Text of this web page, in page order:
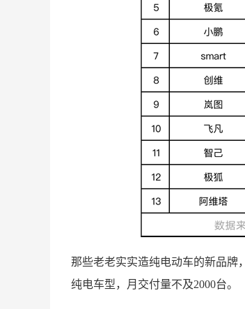
那些老老实实造纯电动车的新品
纯电车型，月交付量不及2000台。